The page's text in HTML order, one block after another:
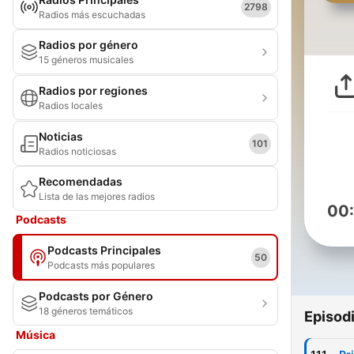
Radios más escuchadas
2798
Radios por género
15 géneros musicales
Radios por regiones
Radios locales
Noticias
Radios noticiosas
101
Recomendadas
Lista de las mejores radios
Podcasts
Podcasts Principales
Podcasts más populares
50
Podcasts por Género
18 géneros temáticos
Música